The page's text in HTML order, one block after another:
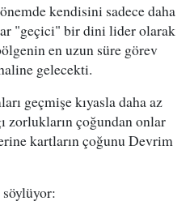
kendisini sadece daha
"geçici" bir dini lider olarak
en uzun süre görev
gelecekti.
geçmişe kıyasla daha az
zorlukların çoğundan onlar
kartların çoğunu Devrim